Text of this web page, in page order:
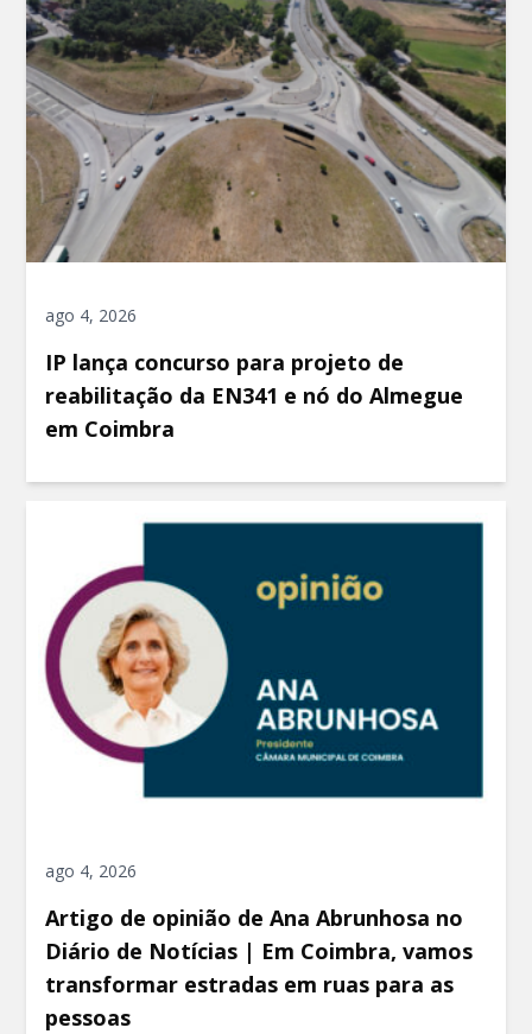
ago 4, 2026
IP lança concurso para projeto de
reabilitação da EN341 e nó do Almegue
em Coimbra
ago 4, 2026
Artigo de opinião de Ana Abrunhosa no
Diário de Notícias | Em Coimbra, vamos
transformar estradas em ruas para as
pessoas